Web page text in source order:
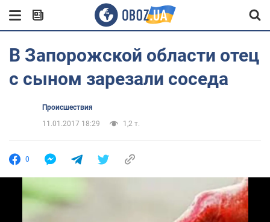
В Запорожской области отец
с сыном зарезали соседа
Происшествия
11.01.2017 18:29
1,2 т.
0